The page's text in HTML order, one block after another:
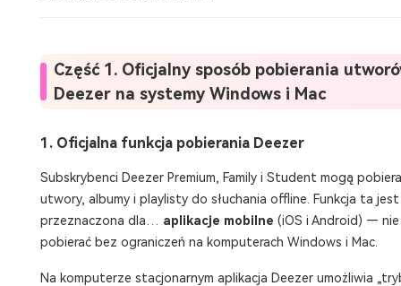
Część 1. Oficjalny sposób pobierania
Deezer na systemy Windows i Mac
1. Oficjalna funkcja pobierania Deezer
Subskrybenci Deezer Premium, Family i Student mogą
utwory, albumy i playlisty do słuchania offline. Funkcja ta
przeznaczona dla… aplikacje mobilne (iOS i Android) — nie
pobierać bez ograniczeń na komputerach Windows i Mac.
Na komputerze stacjonarnym aplikacja Deezer umożliwia